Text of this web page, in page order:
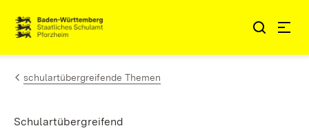
Zum Inhalt springen
Link zur Startseite
schulartübergreifende Themen
Schulartübergreifend